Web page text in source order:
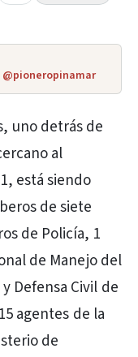
@pioneropinamar
uno detrás de
al
está siendo
de siete
de Policía, 1
de Manejo del
Defensa Civil de
agentes de la
de